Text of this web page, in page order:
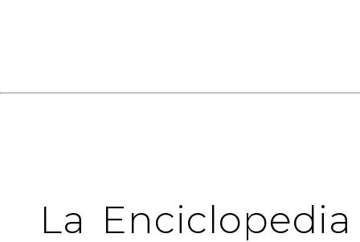
La